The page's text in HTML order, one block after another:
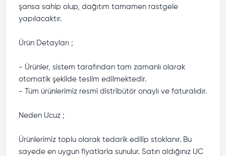
şansa sahip olup, dağıtım tamamen rastgele
yapılacaktır.
Ürün Detayları ;
- Ürünler, sistem tarafından tam zamanlı olarak
otomatik şekilde teslim edilmektedir.
- Tüm ürünlerimiz resmi distribütör onaylı ve faturalıdır.
Neden Ucuz ;
Ürünlerimiz toplu olarak tedarik edilip stoklanır. Bu
sayede en uygun fiyatlarla sunulur. Satın aldığınız UC